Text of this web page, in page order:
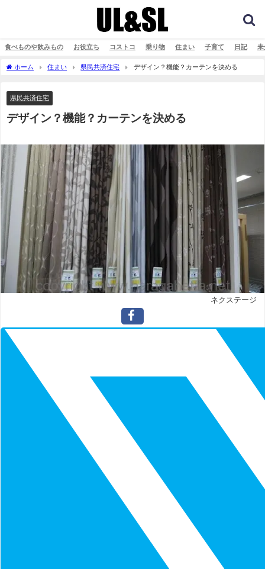
食べものや飲みもの お役立ち コストコ 乗り物 住まい 子育て 日記 未
ホーム 住まい 県民共済住宅 デザイン？機能？カーテンを決める
県民共済住宅
デザイン？機能？カーテンを決める
ネクステージ